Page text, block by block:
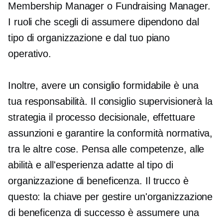
Membership Manager o Fundraising Manager.
I ruoli che scegli di assumere dipendono dal
tipo di organizzazione e dal tuo piano
operativo.
Inoltre, avere un consiglio formidabile è una
tua responsabilità. Il consiglio supervisionerà la
strategia il processo decisionale, effettuare
assunzioni e garantire la conformità normativa,
tra le altre cose. Pensa alle competenze, alle
abilità e all'esperienza adatte al tipo di
organizzazione di beneficenza. Il trucco è
questo: la chiave per gestire un'organizzazione
di beneficenza di successo è assumere una